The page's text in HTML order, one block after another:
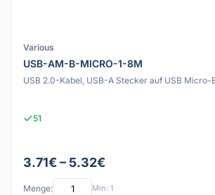
Various
USB-AM-B-MICRO-1-8M
USB 2.0-Kabel, USB-A Stecker auf USB Micro-
51
3.71€ – 5.32€
Menge: Min: 1